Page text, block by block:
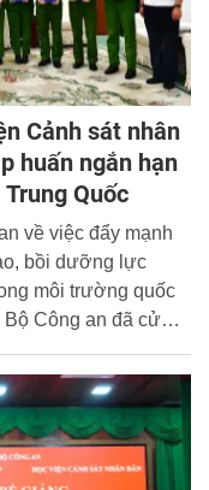
Cảnh sát nhân
huấn ngắn hạn
Quốc
về việc đẩy mạnh
bồi dưỡng lực
môi trường quốc
Bộ Công an đã cử
trình tập
dân Trung Quốc.